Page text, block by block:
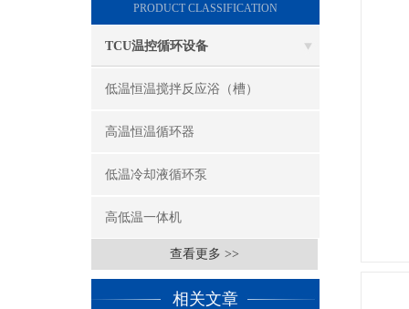
PRODUCT CLASSIFICATION
TCU温控循环设备
低温恒温搅拌反应浴（槽）
高温恒温循环器
低温冷却液循环泵
高低温一体机
查看更多 >>
相关文章